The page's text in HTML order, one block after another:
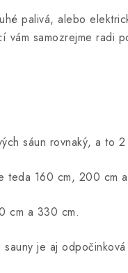
palivá, alebo
samozrejme radi
sáun rovnaký, a to 2
teda 160 cm, 200 cm
cm a 330 cm.
je aj